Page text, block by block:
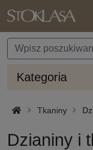
Kategoria
Tkaniny
Dzianiny i